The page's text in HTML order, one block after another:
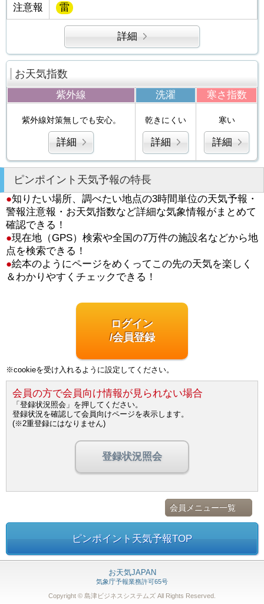
注意報 雷
詳細
お天気指数
紫外線 洗濯 寒さ指数
紫外線対策無しでも安心。
詳細
乾きにくい
詳細
寒い
詳細
ピンポイント天気予報の特長
●知りたい場所、調べたい地点の3時間単位の天気予報・
警報注意報・お天気指数など詳細な気象情報がまとめて
確認できる！
●現在地（GPS）検索や全国の7万件の施設名などから地
点を検索できる！
●絵本のようにページをめくってこの先の天気を楽しく
＆わかりやすくチェックできる！
ログイン
/会員登録
※cookieを受け入れるように設定してください。
会員の方で会員向け情報が見られない場合
「登録状況照会」を押してください。
登録状況を確認して会員向けページを表示します。
(※2重登録にはなりません)
登録状況照会
会員メニュー一覧
ピンポイント天気予報TOP
お天気JAPAN
気象庁予報業務許可65号
Copyright © 島津ビジネスシステムズ All Rights Reserved.